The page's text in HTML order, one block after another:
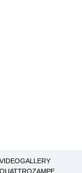
VIDEOGALLERY
QUATTROZAMPE